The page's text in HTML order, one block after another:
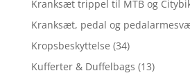
Kranksæt trippel til MTB og
Kranksæt, pedal og
Kropsbeskyttelse (34)
Kufferter & Duffelbags (13)